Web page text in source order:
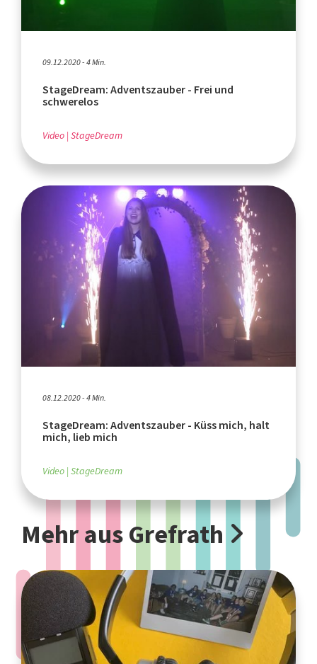
09.12.2020 - 4 Min.
StageDream: Adventszauber - Frei und
schwerelos
Video StageDream
08.12.2020 - 4 Min.
StageDream: Adventszauber - Küss mich, halt
mich, lieb mich
Video StageDream
Mehr aus Grefrath